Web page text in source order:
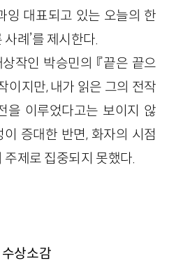
잉 대표되고 있는 오늘의 한
례’를 제시한다.
작인 박승민의 『끝은 끝으
이지만, 내가 읽은 그의 전작
을 이루었다고는 보이지 않
증대한 반면, 화자의 시점
주제로 집중되지 못했다.
수상소감